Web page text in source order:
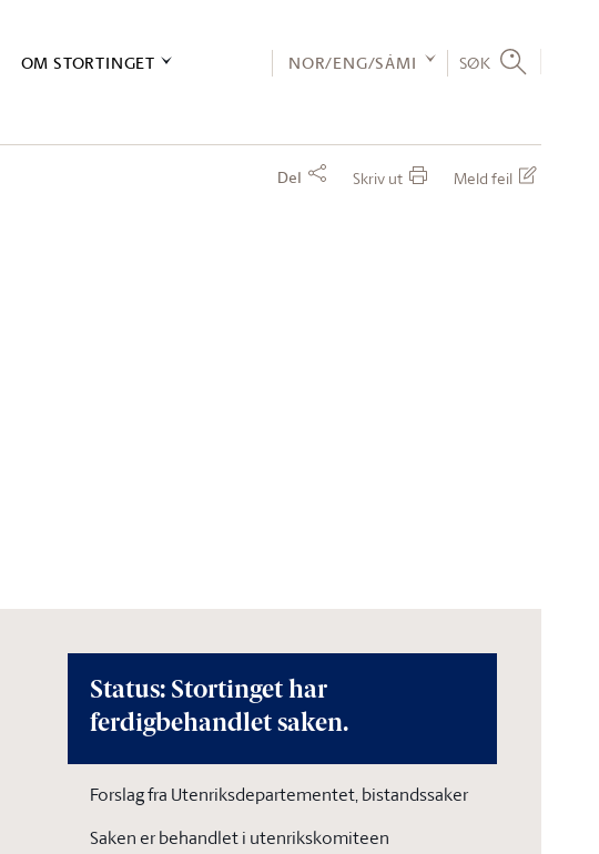
OM STORTINGET NOR/ENG/SÁMI SØK
Del Skriv ut Meld feil
Status: Stortinget har
ferdigbehandlet saken.
Forslag fra Utenriksdepartementet, bistandssaker
Saken er behandlet i utenrikskomiteen